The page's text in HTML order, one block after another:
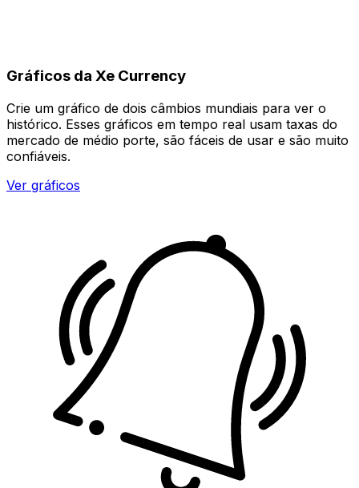
Gráficos da Xe Currency
Crie um gráfico de dois câmbios mundiais para ver o
histórico. Esses gráficos em tempo real usam taxas do
mercado de médio porte, são fáceis de usar e são muito
confiáveis.
Ver gráficos